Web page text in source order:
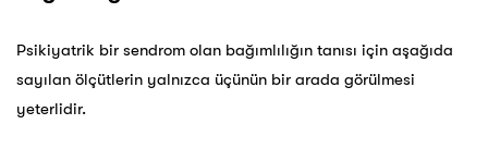
Psikiyatrik bir sendrom olan bağımlılığın tanısı için aşağıda
sayılan ölçütlerin yalnızca üçünün bir arada görülmesi
yeterlidir.